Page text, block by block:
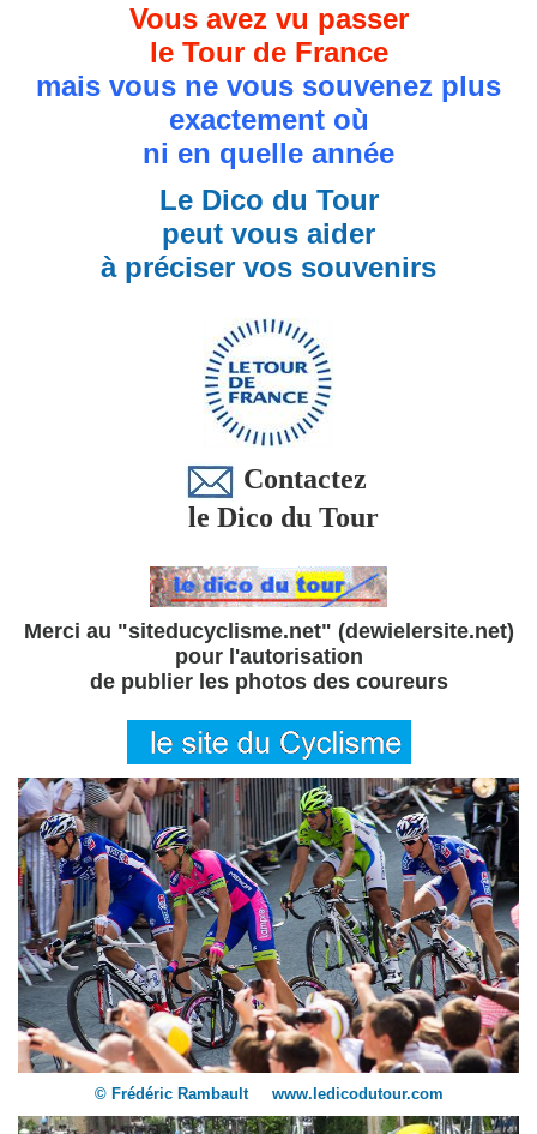
Vous avez vu passer
le Tour de France
mais vous ne vous souvenez plus
exactement où
ni en quelle année
Le Dico du Tour
peut vous aider
à préciser vos souvenirs
Contactez
le Dico du Tour
Merci au "siteducyclisme.net" (dewielersite.net)
pour l'autorisation
de publier les photos des coureurs
© Frédéric Rambault www.ledicodutour.com